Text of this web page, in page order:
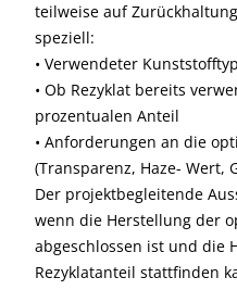
teilweise auf
speziell:
• Verwendeter
• Ob Rezyklat bereits
prozentualen Anteil
• Anforderungen an die
(Transparenz, Haze- Wert,
Der projektbegleitende
wenn die Herstellung der
abgeschlossen ist und die
Rezyklatanteil stattfinden